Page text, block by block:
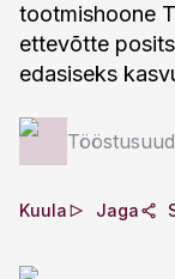
tootmishoone
ettevõtte
edasiseks
Kuula Jaga